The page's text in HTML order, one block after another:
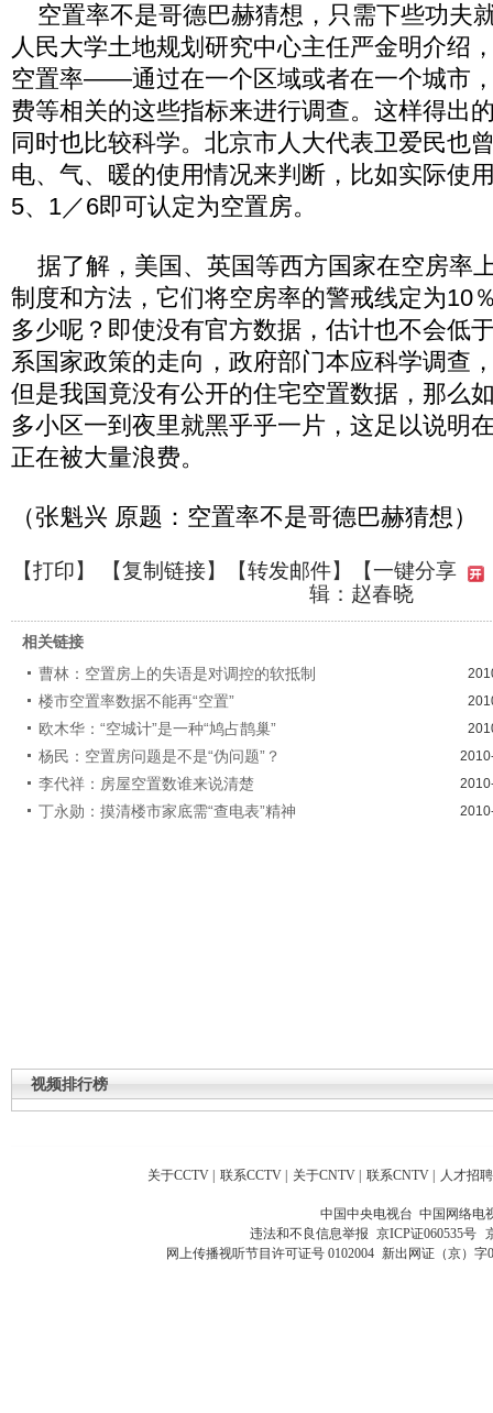
空置率不是哥德巴赫猜想，只需下些功夫
人民大学土地规划研究中心主任严金明介绍
空置率——通过在一个区域或者在一个城市
费等相关的这些指标来进行调查。这样得出
同时也比较科学。北京市人大代表卫爱民也
电、气、暖的使用情况来判断，比如实际使
5、1／6即可认定为空置房。
据了解，美国、英国等西方国家在空房率
制度和方法，它们将空房率的警戒线定为10
多少呢？即使没有官方数据，估计也不会低
系国家政策的走向，政府部门本应科学调查
但是我国竟没有公开的住宅空置数据，那么
多小区一到夜里就黑乎乎一片，这足以说明
正在被大量浪费。
（张魁兴 原题：空置率不是哥德巴赫猜想）
【打印】 【复制链接】【转发邮件】
【一键分享
辑：赵春晓
相关链接
曹林：空置房上的失语是对调控的软抵制
楼市空置率数据不能再“空置”
欧木华：“空城计”是一种“鸠占鹊巢”
杨民：空置房问题是不是“伪问题”？
李代祥：房屋空置数谁来说清楚
丁永勋：摸清楼市家底需“查电表”精神
视频排行榜
关于CCTV | 联系CCTV | 关于CNTV | 联系CNTV | 人才招聘
中国中央电视台 中国网络电
违法和不良信息举报 京ICP证060535号
网上传播视听节目许可证号 0102004 新出网证（京）